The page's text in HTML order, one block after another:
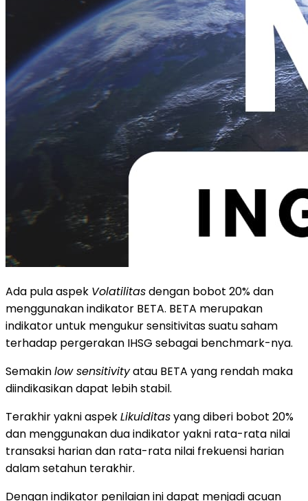
Ada pula aspek Volatilitasdengan bobot 20% dan
menggunakan indikator BETA. BETA merupakan
indikator untuk mengukur sensitivitas suatu saham
terhadap pergerakan IHSG sebagai benchmark-nya.
Semakinlow sensitivityatau BETA yang rendah maka
diindikasikan dapat lebih stabil.
Terakhir yakni aspekLikuiditasyang diberi bobot 20%
dan menggunakan dua indikator yakni rata-rata nilai
transaksi harian dan rata-rata nilai frekuensi harian
dalam setahun terakhir.
Dengan indikator penilaian ini dapat menjadi acuan